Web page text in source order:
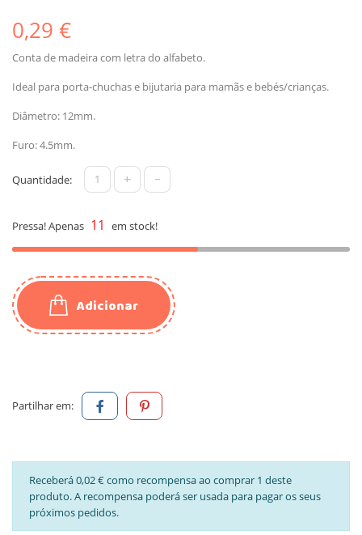
0,29 €
Conta de madeira com letra do alfabeto.
Ideal para porta-chuchas e bijutaria para mamãs e bebés/crianças.
Diâmetro: 12mm.
Furo: 4.5mm.
Quantidade: + -
Pressa! Apenas 11 em stock!
Adicionar
Partilhar em:
Receberá 0,02 € como recompensa ao comprar 1 deste
produto. A recompensa poderá ser usada para pagar os seus
próximos pedidos.